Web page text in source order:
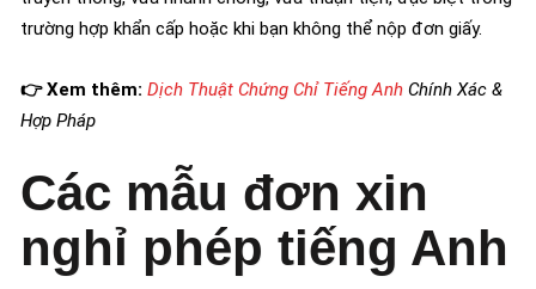
trường hợp khẩn cấp hoặc khi bạn không thể nộp đơn giấy.
👉 Xem thêm: Dịch Thuật Chứng Chỉ Tiếng Anh Chính Xác &
Hợp Pháp
Các mẫu đơn xin
nghỉ phép tiếng Anh